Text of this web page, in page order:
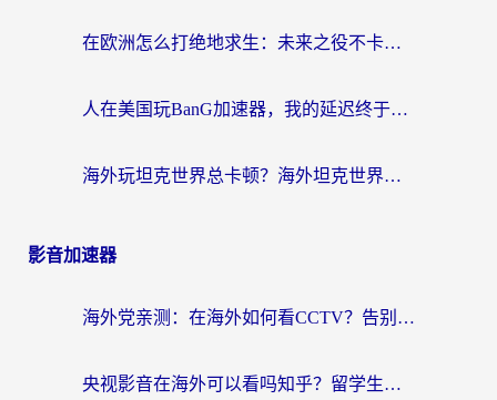
在欧洲怎么打绝地求生：未来之役不卡？留学生亲测的加速器避坑指南
人在美国玩BanG加速器，我的延迟终于绿了
海外玩坦克世界总卡顿？海外坦克世界加速器有哪些？实测好用的选择在这里
影音加速器
海外党亲测：在海外如何看CCTV？告别“仅限大陆播放”的实用指南
央视影音在海外可以看吗知乎？留学生亲测：3步解决地域限制+追剧自由